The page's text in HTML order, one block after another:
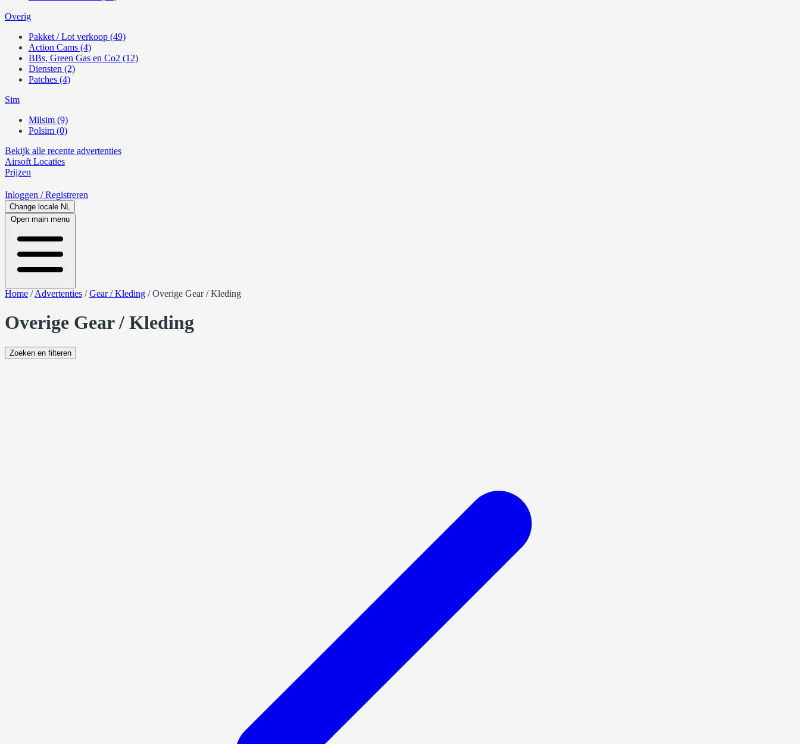
Overig
Pakket / Lot verkoop (49)
Action Cams (4)
BBs, Green Gas en Co2 (12)
Diensten (2)
Patches (4)
Sim
Milsim (9)
Polsim (0)
Bekijk alle recente advertenties
Airsoft Locaties
Prijzen
Inloggen / Registreren
Change locale NL
Open main menu
Home /Advertenties /Gear / Kleding /Overige Gear / Kleding
Overige Gear / Kleding
Zoeken en filteren